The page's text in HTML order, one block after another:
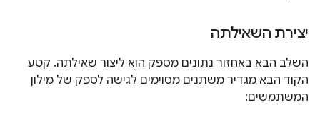
יצירת השאילתה
השלב הבא באחזור נתונים מספק הוא ליצור שאילתה. קטע
הקוד הבא מגדיר משתנים מסוימים לגישה לספק של מילון
המשתמשים: